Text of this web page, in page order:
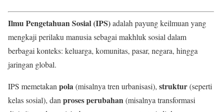
Ilmu Pengetahuan Sosial (IPS)adalah payung keilmuan yang
mengkaji perilaku manusia sebagai makhluk sosial dalam
berbagai konteks: keluarga, komunitas, pasar, negara, hingga
jaringan global.
IPS memetakan pola (misalnya tren urbanisasi), struktur(seperti
kelas sosial), dan proses perubahan (misalnya transformasi